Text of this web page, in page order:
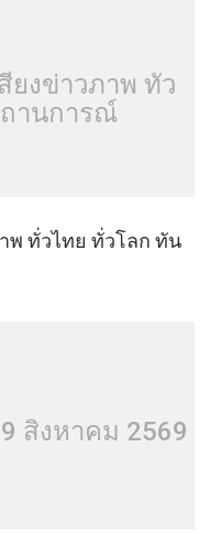
ยงข่าวภาพ ทั่ว
านการณ์
พ ทั่วไทย ทั่วโลก ทัน
9 สิงหาคม 2569